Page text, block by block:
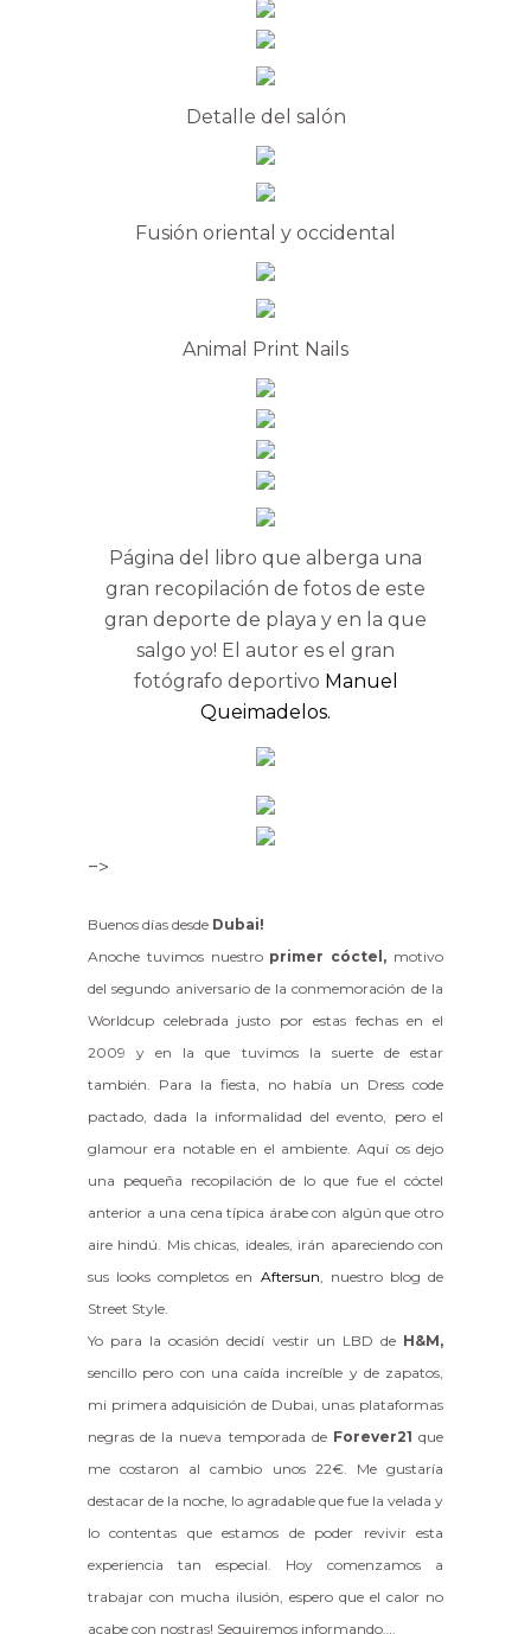
Detalle del salón
Fusión oriental y occidental
Animal Print Nails
Página del libro que alberga una
gran recopilación de fotos de este
gran deporte de playa y en la que
salgo yo! El autor es el gran
fotógrafo deportivo Manuel
Queimadelos.
–>
Buenos días desde Dubai!
Anoche tuvimos nuestro primer cóctel, motivo
del segundo aniversario de la conmemoración de la
Worldcup celebrada justo por estas fechas en el
2009 y en la que tuvimos la suerte de estar
también. Para la fiesta, no había un Dress code
pactado, dada la informalidad del evento, pero el
glamour era notable en el ambiente. Aquí os dejo
una pequeña recopilación de lo que fue el cóctel
anterior a una cena típica árabe con algún que otro
aire hindú. Mis chicas, ideales, irán apareciendo con
sus looks completos en Aftersun , nuestro blog de
Street Style.
Yo para la ocasión decidí vestir un LBD de H&M,
sencillo pero con una caída increíble y de zapatos,
mi primera adquisición de Dubai, unas plataformas
negras de la nueva temporada de Forever21que
me costaron al cambio unos 22€. Me gustaría
destacar de la noche, lo agradable que fue la velada y
lo contentas que estamos de poder revivir esta
experiencia tan especial. Hoy comenzamos a
trabajar con mucha ilusión, espero que el calor no
acabe con nostras! Seguiremos informando….